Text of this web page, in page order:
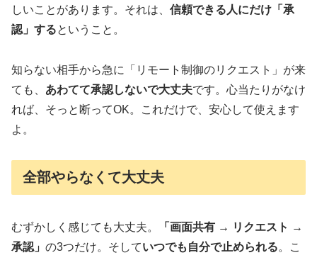
しいことがあります。それは、 信頼できる人にだけ「承
認」するということ。
知らない相手から急に「リモート制御のリクエスト」が来
ても、 あわてて承認しないで大丈夫です。心当たりがなけ
れば、そっと断ってOK。これだけで、安心して使えます
よ。
全部やらなくて大丈夫
むずかしく感じても大丈夫。
「画面共有 → リクエスト →
承認」 の3つだけ。そしていつでも自分で止められる。こ